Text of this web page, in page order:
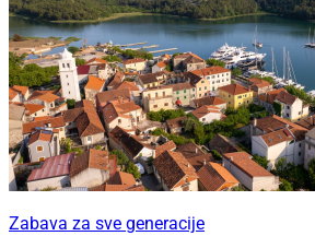
Zabava za sve generacije